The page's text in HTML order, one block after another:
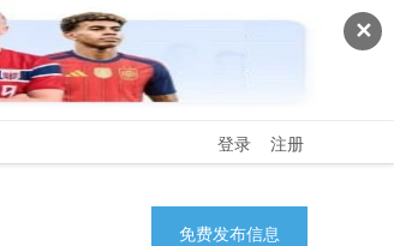
✕
登录 注册
免费发布信息